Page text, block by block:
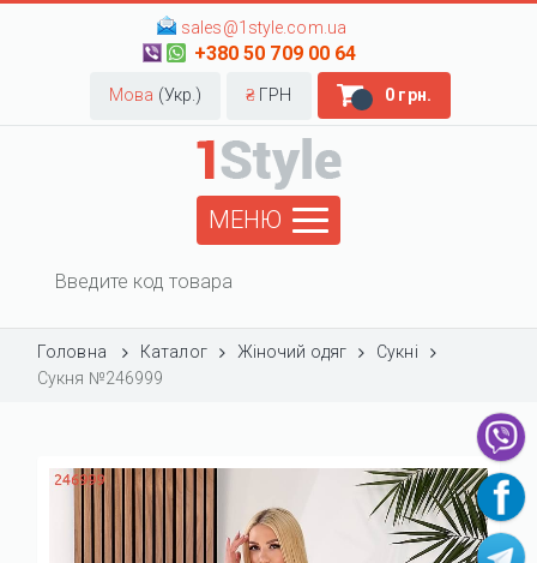
sales@1style.com.ua
+380 50 709 00 64
Мова (Укр.) ₴ ГРН 0 грн.
МЕНЮ
Головна Каталог Жіночий одяг
Сукні
Сукня №246999